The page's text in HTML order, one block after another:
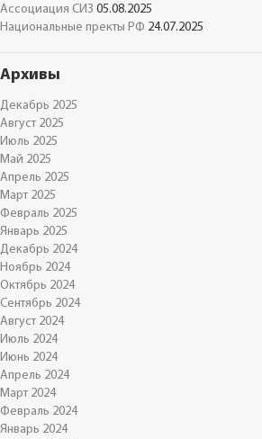
Ассоциация СИЗ 05.08.2025
Национальные пректы РФ 24.07.2025
Архивы
Декабрь 2025
Август 2025
Июль 2025
Май 2025
Апрель 2025
Март 2025
Февраль 2025
Январь 2025
Декабрь 2024
Ноябрь 2024
Октябрь 2024
Сентябрь 2024
Август 2024
Июль 2024
Июнь 2024
Апрель 2024
Март 2024
Февраль 2024
Январь 2024